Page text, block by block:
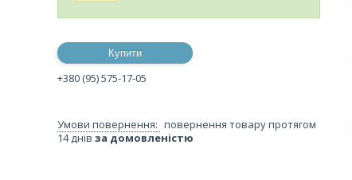
Купити
+380 (95) 575-17-05
повернення товару протягом
14 днів за домовленістю